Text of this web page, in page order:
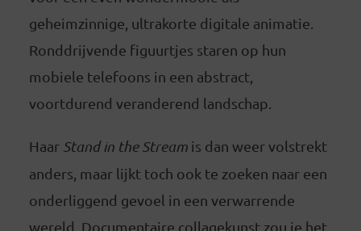
geheimzinnige, ultrakorte digitale animatie.
Ronddrijvende figuurtjes staren op hun
mobiele telefoons in een abstract,
voortdurend veranderend landschap.
Haar Stand in the Streamis dan weer volstrekt
anders, maar lijkt toch ook te zoeken naar een
onderliggend gevoel in een verwarrende
wereld. Documentaire collagekunst zou je het